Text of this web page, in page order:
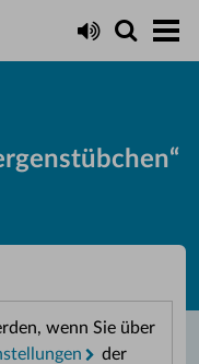
wenn Sie über
der